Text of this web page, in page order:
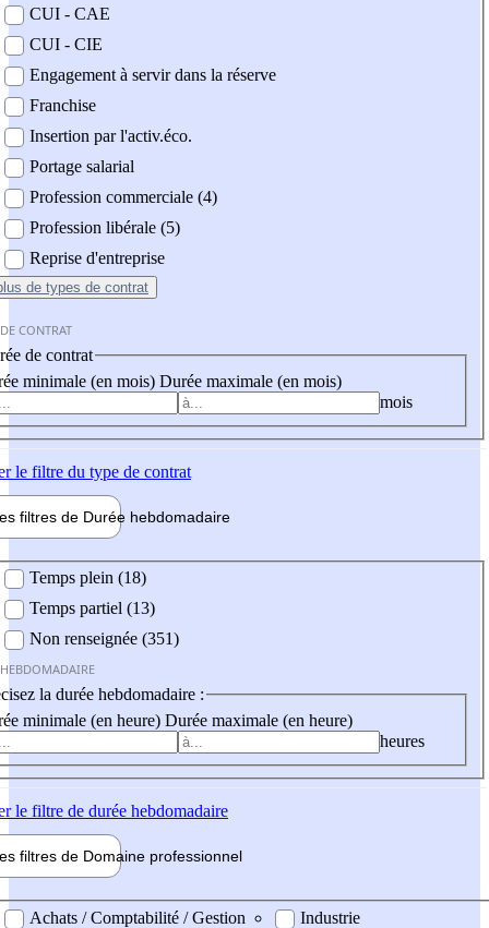
CUI - CAE
CUI - CIE
Engagement à servir dans la réserve
Franchise
Insertion par l'activ.éco.
Portage salarial
Profession commerciale (4)
Profession libérale (5)
Reprise d'entreprise
de types de contrat
CONTRAT
de contrat
minimale (en mois) Durée maximale (en mois)
mois
le filtre du type de contrat
filtres de Durée hebdomadaire
Temps plein (18)
Temps partiel (13)
Non renseignée (351)
la durée hebdomadaire :
minimale (en heure) Durée maximale (en heure)
heures
le filtre de durée hebdomadaire
filtres de Domaine professionnel
professionel
Achats / Comptabilité / Gestion
Industrie